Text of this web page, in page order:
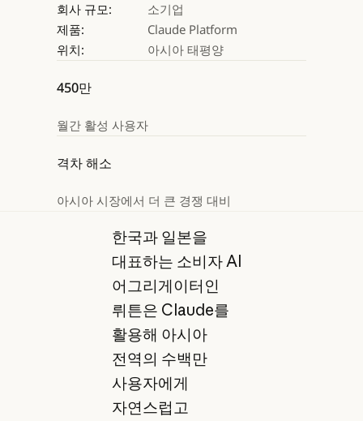
회사 규모:
소기업
제품:
Claude Platform
위치:
아시아 태평양
450만
월간 활성 사용자
격차 해소
아시아 시장에서 더 큰 경쟁 대비
한국과 일본을
대표하는 소비자 AI
어그리게이터인
뤼튼은 Claude를
활용해 아시아
전역의 수백만
사용자에게
자연스럽고